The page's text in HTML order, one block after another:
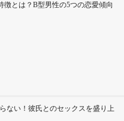
徴とは？B型男性の5つの恋愛傾向
ない！彼氏とのセックスを盛り上